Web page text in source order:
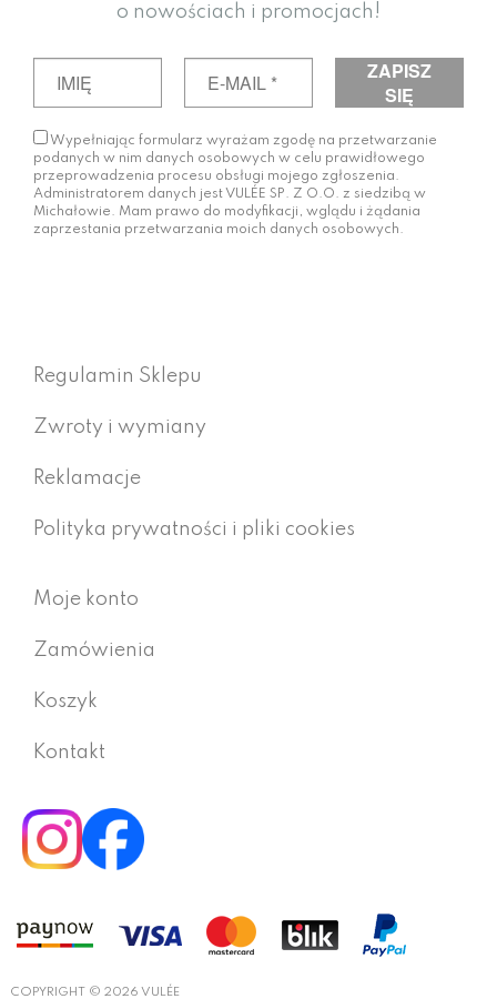
o nowościach i promocjach!
Wypełniając formularz wyrażam zgodę na przetwarzanie
podanych w nim danych osobowych w celu prawidłowego
przeprowadzenia procesu obsługi mojego zgłoszenia.
Administratorem danych jest VULÉE SP. Z O.O. z siedzibą w
Michałowie. Mam prawo do modyfikacji, wglądu i żądania
zaprzestania przetwarzania moich danych osobowych.
Regulamin Sklepu
Zwroty i wymiany
Reklamacje
Polityka prywatności i pliki cookies
Moje konto
Zamówienia
Koszyk
Kontakt
COPYRIGHT © 2026 VULÉE